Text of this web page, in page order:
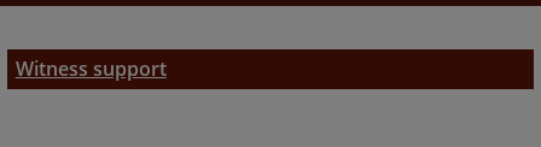
Witness support